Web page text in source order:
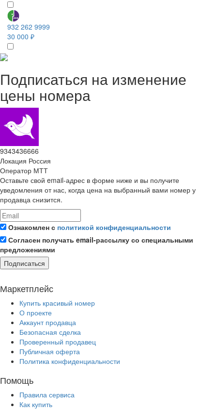
932 262 9999
30 000 ₽
Подписаться на изменение
цены номера
9343436666
Локация Россия
Оператор МТТ
Оставьте свой email-адрес в форме ниже и вы получите
уведомления от нас, когда цена на выбранный вами номер у
продавца снизится.
Ознакомлен с политикой конфиденциальности
Согласен получать email-рассылку со специальными
предложениями
Подписаться
Маркетплейс
Купить красивый номер
О проекте
Аккаунт продавца
Безопасная сделка
Проверенный продавец
Публичная оферта
Политика конфиденциальности
Помощь
Правила сервиса
Как купить